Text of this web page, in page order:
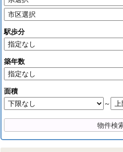
駅歩分
築年数
面積
～